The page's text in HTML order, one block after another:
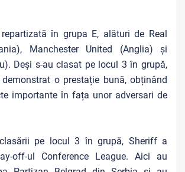
în grupa E, alături de Real
Manchester United (Anglia) și
Deși s-au clasat pe locul 3 în grupă,
o prestație bună, obținând
importante în fața unor adversari de
pe locul 3 în grupă, Sheriff a
off-ul Conference League. Aici au